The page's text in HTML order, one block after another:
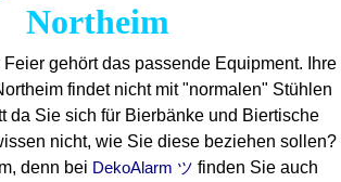
Northeim
gehört das passende Equipment.
Ihre
findet nicht mit "normalen" Stühlen
da Sie sich für Bierbänke und Biertische
nicht, wie Sie diese beziehen sollen?
denn bei DekoAlarm ツ finden Sie auch